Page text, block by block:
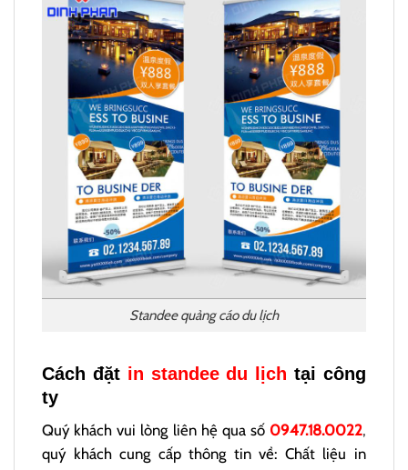
Standee quảng cáo du lịch
Cách đặt in standee du lịch tại công
ty
Quý khách vui lòng liên hệ qua số 0947.18.0022,
quý khách cung cấp thông tin về: Chất liệu in